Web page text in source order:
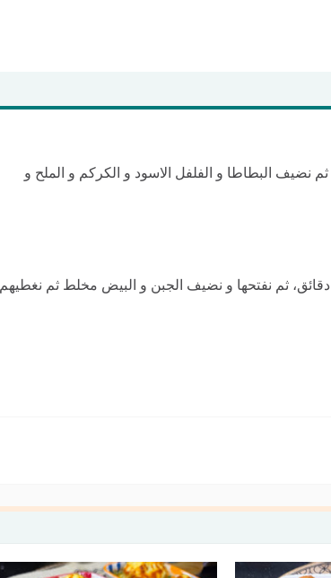
البطاطا و الفلفل الاسود و الكركم و الملح و
نضيف الماء على حسب البطاطا ثم نغلق طنجرة الضغط لمدة 10 دقائق، ثم نفتحها و نضيف الجبن و البيض مخلط ثم نغطيهم